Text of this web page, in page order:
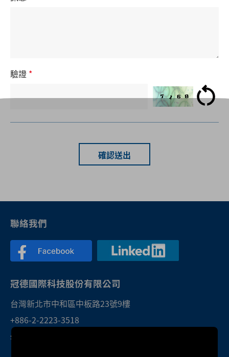
驗證 *
確認送出
聯絡我們
冠德國際科技股份有限公司
台灣新北市中和區中板路23號9樓
+886-2-2223-3518
sales@twktec.com.tw